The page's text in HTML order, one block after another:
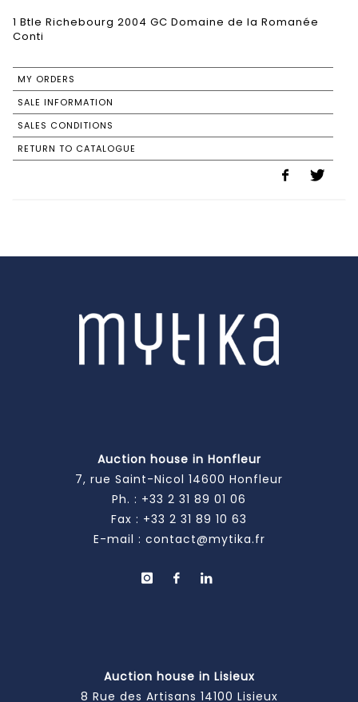
1 Btle Richebourg 2004 GC Domaine de la Romanée
Conti
MY ORDERS
SALE INFORMATION
SALES CONDITIONS
RETURN TO CATALOGUE
Auction house in Honfleur
7, rue Saint-Nicol 14600 Honfleur
Ph. : +33 2 31 89 01 06
Fax : +33 2 31 89 10 63
E-mail : contact@mytika.fr
Auction house in Lisieux
8 Rue des Artisans 14100 Lisieux